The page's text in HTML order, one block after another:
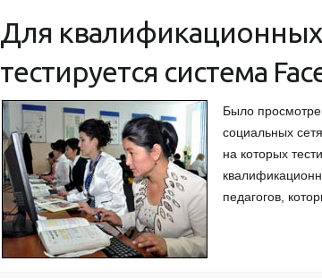
Для
тестируется система
Было
социальных
на которых
педагогов,